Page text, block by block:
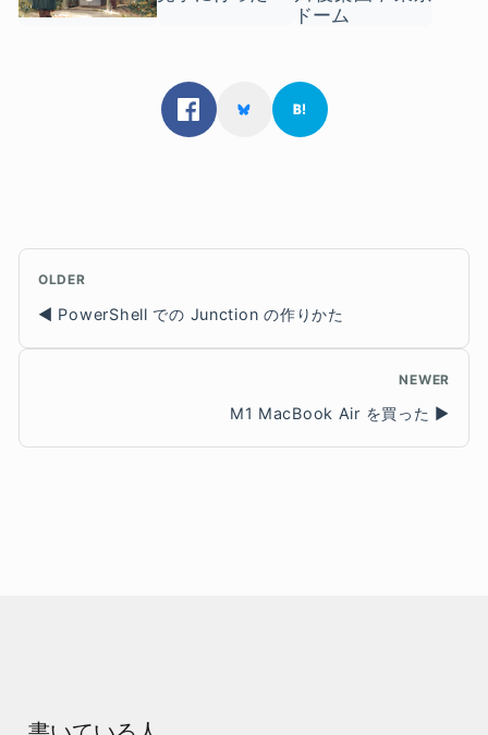
OLDER
PowerShell での Junction の作りかた
NEWER
M1 MacBook Air を買った